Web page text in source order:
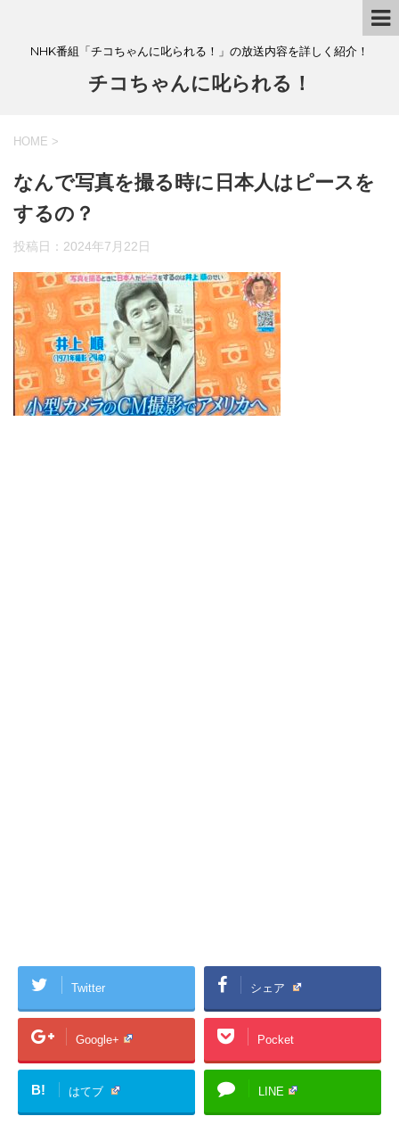
NHK番組「チコちゃんに叱られる！」の放送内容を詳しく紹介！
チコちゃんに叱られる！
HOME >
なんで写真を撮る時に日本人はピースを
するの？
投稿日： 2024年7月22日
Twitter シェア
Google+ Pocket
B! はてブ LINE